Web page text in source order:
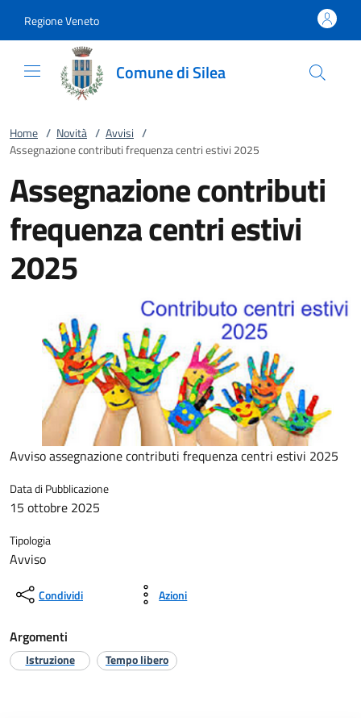
Regione Veneto
Comune di Silea
Home / Novità / Avvisi /
Assegnazione contributi frequenza centri estivi 2025
Assegnazione contributi
frequenza centri estivi
2025
Avviso assegnazione contributi frequenza centri estivi 2025
Data di Pubblicazione
15 ottobre 2025
Tipologia
Avviso
Condividi Azioni
Argomenti
Istruzione Tempo libero